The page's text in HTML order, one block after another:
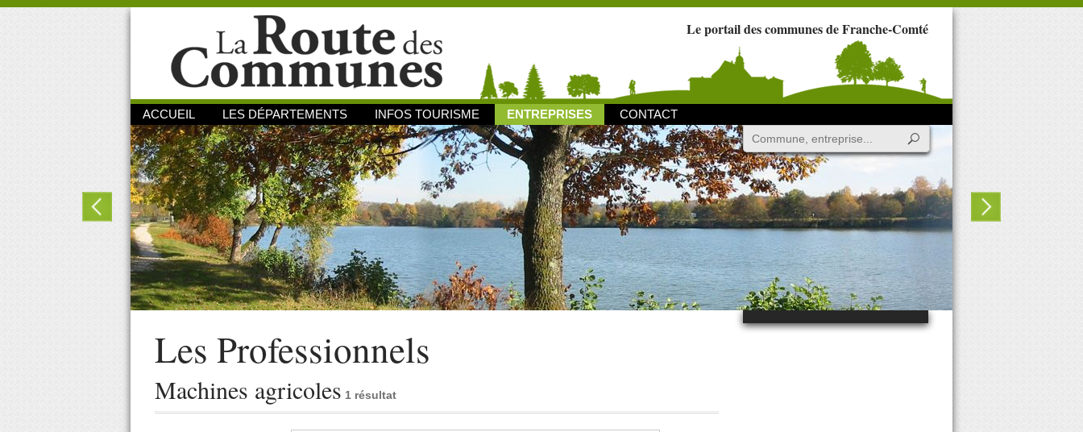
Le portail des communes de Franche-Comté
ACCUEIL LES DÉPARTEMENTS INFOS TOURISME ENTREPRISES CONTACT
Les Professionnels
Machines agricoles 1 résultat